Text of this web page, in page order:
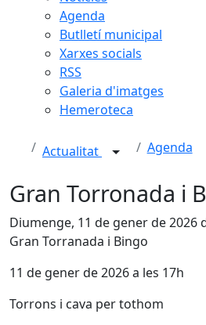
Agenda
Butlletí municipal
Xarxes socials
RSS
Galeria d'imatges
Hemeroteca
Actualitat Agenda
Gran Torronada i
Diumenge, 11 de gener de 2026
Gran Torranada i Bingo
11 de gener de 2026 a les 17h
Torrons i cava per tothom